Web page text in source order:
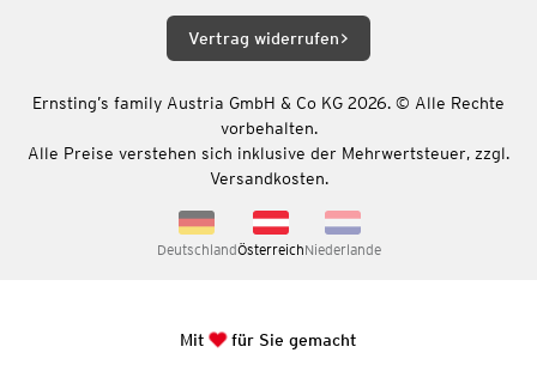
Vertrag widerrufen
Ernsting’s family Austria GmbH & Co KG 2026. © Alle Rechte
vorbehalten.
Alle Preise verstehen sich inklusive der Mehrwertsteuer, zzgl.
Versandkosten.
DeutschlandÖsterreichNiederlande
Mit für Sie gemacht